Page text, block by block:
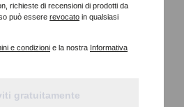
richieste di recensioni di prodotti da
può essere revocato in qualsiasi
e condizioni e la nostra Informativa
gratuitamente